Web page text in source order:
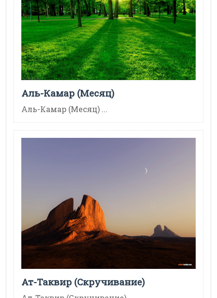
Аль-Камар (Месяц)
Аль-Камар (Месяц) ...
Ат-Таквир (Скручивание)